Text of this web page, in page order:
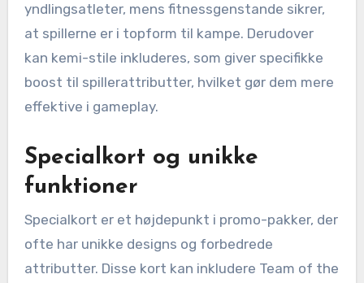
yndlingsatleter, mens fitnessgenstande sikrer,
at spillerne er i topform til kampe. Derudover
kan kemi-stile inkluderes, som giver specifikke
boost til spillerattributter, hvilket gør dem mere
effektive i gameplay.
Specialkort og unikke
funktioner
Specialkort er et højdepunkt i promo-pakker, der
ofte har unikke designs og forbedrede
attributter. Disse kort kan inkludere Team of the